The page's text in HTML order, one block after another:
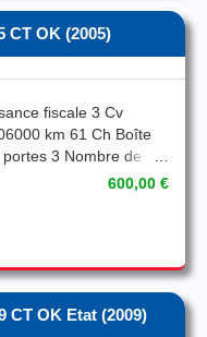
CT OK (2005)
fiscale 3 Cv
km 61 Ch Boîte
3 Nombre de
circulation 05/2005
600,00 €
CT OK Etat (2009)